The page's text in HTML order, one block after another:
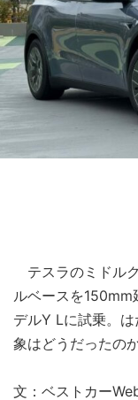
テスラのミドル
ルベースを
デルY Lに試乗。
象はどうだったの
文：ベストカー